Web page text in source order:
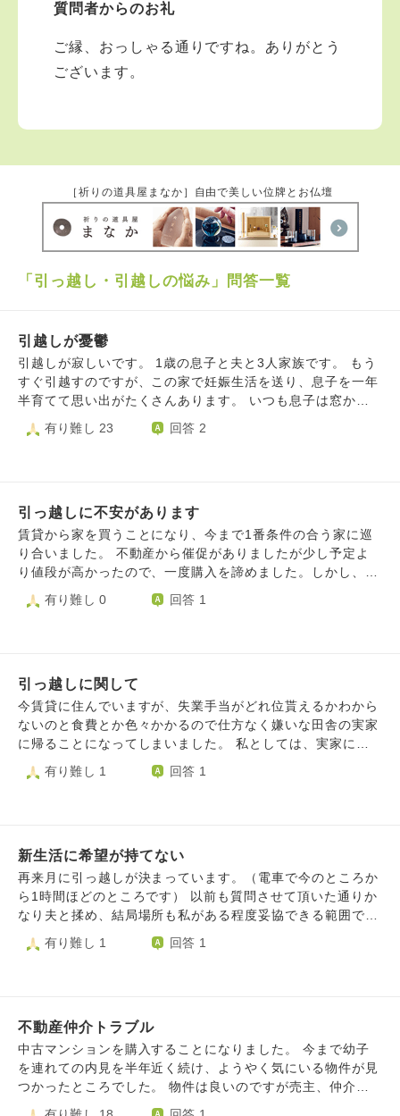
ば天晴の如く見通しが良くなるように人生の羅針盤とな
す。 開かれたお寺と志を忘れないよう挑み続けます。
合掌 礼拝
質問者からのお礼
ご縁、おっしゃる通りですね。ありがとう
ございます。
［祈りの道具屋まなか］自由で美しい位牌とお仏壇
「引っ越し・引越しの悩み」問答一覧
引越しが憂鬱
引越しが寂しいです。 1歳の息子と夫と3人家族です。 もう
すぐ引越すのですが、この家で妊娠生活を送り、息子を一年
半育てて思い出がたくさんあります。 いつも息子は窓から
外の景色を眺めて電車や鳥、空を見ています。次の家はあま
り眺めが良く無いので、窓の外を眺めるキラキラした目はも
寂しいです。公園にも道にもたくさんの思い出があります。
新しい思い出ができる期待もありますが今は悲しみが勝って
います。どうしたらいいですか？
有り難し 23 回答 2
引っ越しに不安があります
賃貸から家を買うことになり、今まで1番条件の合う家に巡
り合いました。 不動産から催促がありましたが少し予定よ
り値段が高かったので、一度購入を諦めました。しかし、こ
れ以上はないね！ということになり、改めて思い切ること
に。 ただ、私は今の土地を離れるのが不安です。２０年以
それとも思い切っても大丈夫ですかね、、。 一度辞めよう
としたのにまた考え直してるのも運命なのかな、、、とか思
ったり、、今が幸せで変化するのが不安です。
有り難し 0 回答 1
引っ越しに関して
今賃貸に住んでいますが、失業手当がどれ位貰えるかわから
ないのと食費とか色々かかるので仕方なく嫌いな田舎の実家
に帰ることになってしまいました。 私としては、実家に良
い思い出がなく、通勤にもかなり不便なので本音は帰りたく
ありません。（中学校時代に酷いいじめもあり、大学時には
越しならともかく、 したくなかった引っ越しなので 荷造り
もあまりやる気が出ません。 私としては、普通に仕事をし
て 都会で暮らしたいだけですが、 私ばかり何度も何度も活
動しないといけないのは、正直神様に嫌われているのではな
と思います。 一時的に、実家に引っ越しして 仕事が早く決
有り難し 1 回答 1
新生活に希望が持てない
再来月に引っ越しが決まっています。（電車で今のところか
ら1時間ほどのところです） 以前も質問させて頂いた通りか
なり夫と揉め、結局場所も私がある程度妥協できる範囲で
（近くに子育て広場、公園、スーパー、ドラッグストアがあ
る、駅までバスが沢山あるなど、、、）決めました。 新築
ます。 家を決めた時に言われた「新しい友達は新しい環境
で作っていけばいい」、たまには今住んでるところに行きた
いと話すと「それより新しい場に行って友達増やしたら？」
など身勝手な心無い言葉を思い出し何でこんなに自分自分な
有り難し 1 回答 1
不動産仲介トラブル
中古マンションを購入することになりました。 今まで幼子
を連れての内見を半年近く続け、ようやく気にいる物件が見
つかったところでした。 物件は良いのですが売主、仲介業
者に難ありで現在悩んでいます。 売主は破損扉を交換して